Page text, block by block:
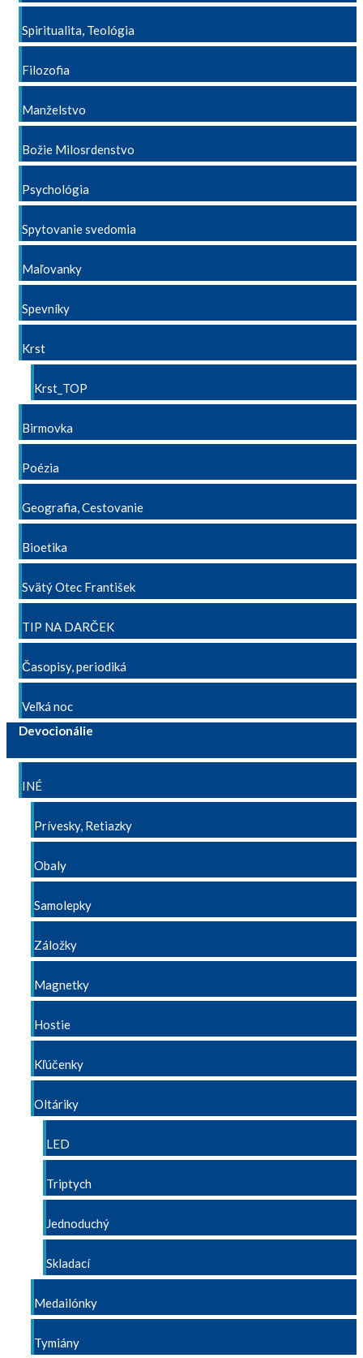
Spiritualita, Teológia
Filozofia
Manželstvo
Božie Milosrdenstvo
Psychológia
Spytovanie svedomia
Maľovanky
Spevníky
Krst
Krst_TOP
Birmovka
Poézia
Geografia, Cestovanie
Bioetika
Svätý Otec František
TIP NA DARČEK
Časopisy, periodiká
Veľká noc
Devocionálie
INÉ
Prívesky, Retiazky
Obaly
Samolepky
Záložky
Magnetky
Hostie
Kľúčenky
Oltáriky
LED
Triptych
Jednoduchý
Skladací
Medailónky
Tymiány